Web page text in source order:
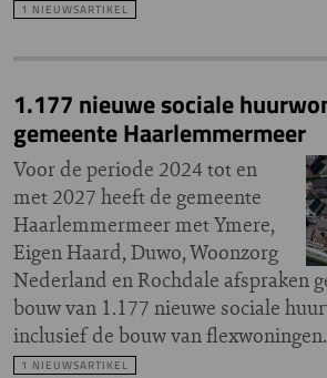
1 NIEUWSARTIKEL
1.177 nieuwe sociale
gemeente Haarlemmermeer
Voor de periode 2024 tot en
met 2027 heeft de gemeente
Haarlemmermeer met Ymere,
Eigen Haard, Duwo, Woonzorg
Nederland en Rochdale afspraken
bouw van 1.177 nieuwe sociale
inclusief de bouw van flexwoningen.
1 NIEUWSARTIKEL